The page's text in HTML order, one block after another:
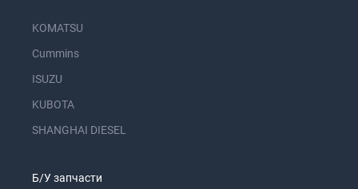
KOMATSU
Cummins
ISUZU
KUBOTA
SHANGHAI DIESEL
Б/У запчасти